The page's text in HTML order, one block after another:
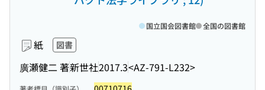
紙 図書
廣瀬健二 著新世社2017.3<AZ-791-L232>
国立国会図書館 全国の図書館